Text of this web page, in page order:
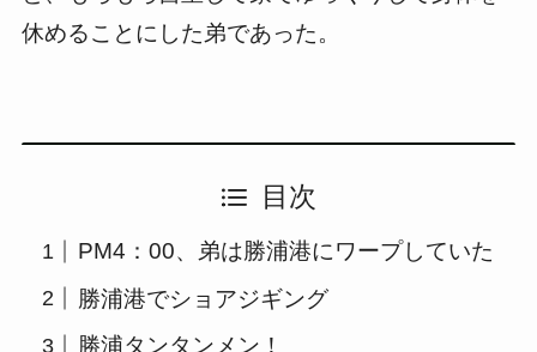
休めることにした弟であった。
目次
PM4：00、弟は勝浦港にワープしていた
勝浦港でショアジギング
勝浦タンタンメン！